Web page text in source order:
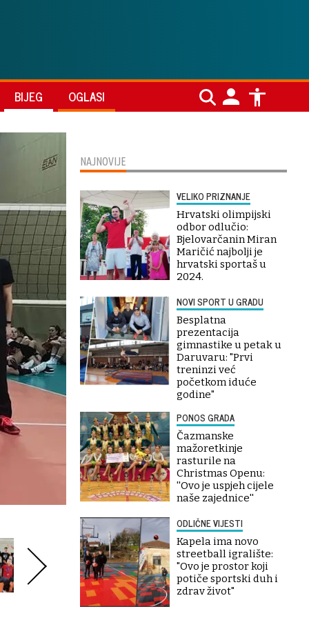
BIJEG OGLASI
NAJNOVIJE
VELIKO PRIZNANJE
Hrvatski olimpijski
odbor odlučio:
Bjelovarčanin Miran
Maričić najbolji je
hrvatski sportaš u
2024.
NOVI SPORT U GRADU
Besplatna
prezentacija
gimnastike u petak u
Daruvaru: "Prvi
treninzi već
početkom iduće
godine"
PONOS GRADA
Čazmanske
mažoretkinje
rasturile na
Christmas Openu:
''Ovo je uspjeh cijele
naše zajednice''
ODLIČNE VIJESTI
Kapela ima novo
streetball igralište:
"Ovo je prostor koji
potiče sportski duh i
zdrav život"